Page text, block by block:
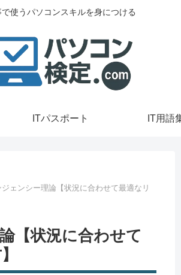
使うパソコンスキルを身につける
ITパスポート IT用語
ェンシー理論【状況に合わせて最適なリ
【状況に合わせて